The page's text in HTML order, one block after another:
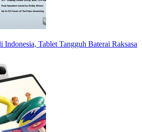
Tablet Tangguh Baterai Raksasa